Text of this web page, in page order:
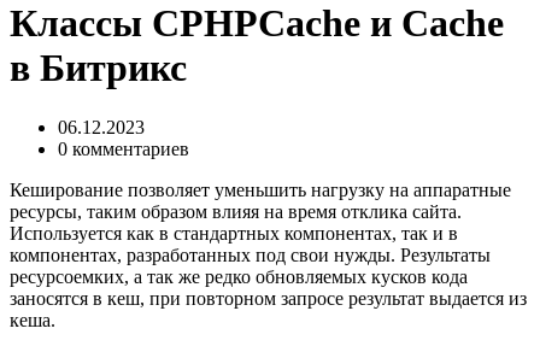
Классы CPHPCache и Cache
в Битрикс
06.12.2023
0 комментариев
Кеширование позволяет уменьшить нагрузку на аппаратные
ресурсы, таким образом влияя на время отклика сайта.
Используется как в стандартных компонентах, так и в
компонентах, разработанных под свои нужды. Результаты
ресурсоемких, а так же редко обновляемых кусков кода
заносятся в кеш, при повторном запросе результат выдается из
кеша.